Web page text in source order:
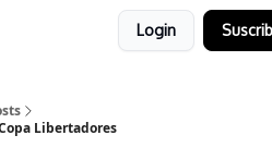
Login
Libertadores